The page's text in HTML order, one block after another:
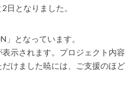
日となりました。
となっています。
示されます。プロジェクト内容
けました暁には、ご支援のほど